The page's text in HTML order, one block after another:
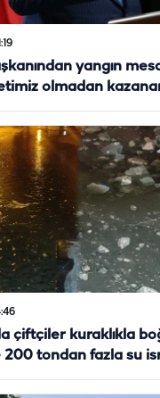
yangın
olmadan
çiftçiler kuraklıkla
200 tondan fazla su